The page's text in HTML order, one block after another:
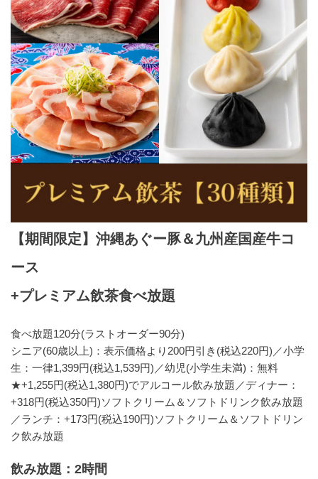
【期間限定】沖縄あぐー豚＆九州産国産牛コ
ース
+プレミアム飲茶食べ放題
食べ放題120分(ラストオーダー90分)
シニア(60歳以上)：表示価格より200円引き(税込220円)／小学
生：一律1,399円(税込1,539円)／幼児(小学生未満)：無料
★+1,255円(税込1,380円)でアルコール飲み放題／ディナー：
+318円(税込350円)ソフトクリーム＆ソフトドリンク飲み放題
／ランチ：+173円(税込190円)ソフトクリーム＆ソフトドリン
ク飲み放題
飲み放題：2時間